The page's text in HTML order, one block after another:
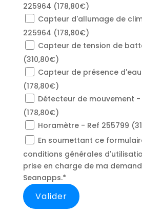
225964 (178,80€)
Capteur d'allumage de
225964 (178,80€)
Capteur de tension de
(310,80€)
Capteur de présence
(178,80€)
Détecteur de mouvement -
(178,80€)
Horamètre - Ref 255799
En soumettant ce
conditions générales
prise en charge de ma
Seanapps.*